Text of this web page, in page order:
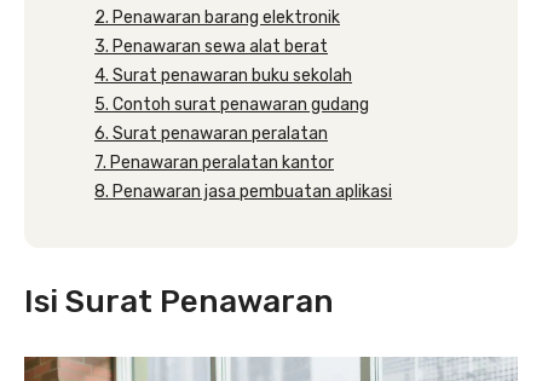
2. Penawaran barang elektronik
3. Penawaran sewa alat berat
4. Surat penawaran buku sekolah
5. Contoh surat penawaran gudang
6. Surat penawaran peralatan
7. Penawaran peralatan kantor
8. Penawaran jasa pembuatan aplikasi
Isi Surat Penawaran